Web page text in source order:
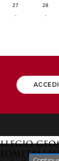
27 28
- -